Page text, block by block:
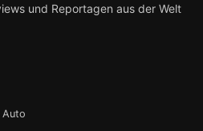
und Reportagen aus der Welt
Auto